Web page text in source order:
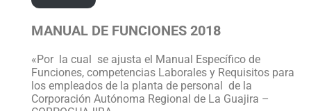
MANUAL DE FUNCIONES 2018
«Por la cual se ajusta el Manual Específico de
Funciones, competencias Laborales y Requisitos para
los empleados de la planta de personal de la
Corporación Autónoma Regional de La Guajira –